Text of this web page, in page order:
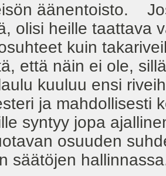
äänentoisto. Jos
olisi heille taattava
kuin
että näin ei ole,
kuuluu ensi
ja mahdollisesti
syntyy jopa
osuuden
säätöjen